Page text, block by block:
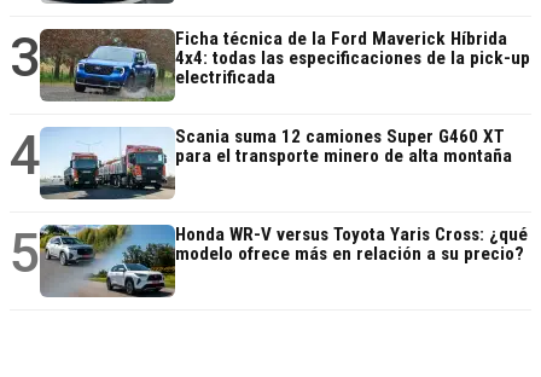
3
Ficha técnica de la Ford Maverick Híbrida
4x4: todas las especificaciones de la pick-up
electrificada
4
Scania suma 12 camiones Super G460 XT
para el transporte minero de alta montaña
5
Honda WR-V versus Toyota Yaris Cross: ¿qué
modelo ofrece más en relación a su precio?